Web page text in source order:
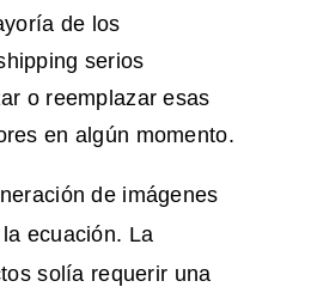
de los
serios
o reemplazar esas
en algún momento.
de imágenes
ecuación. La
solía requerir una